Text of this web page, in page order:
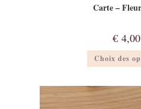
Carte –
€4,00
Choix des